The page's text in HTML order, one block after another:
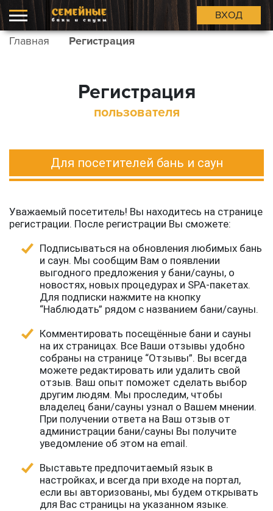
ВХОД
Главная Регистрация
Регистрация
пользователя
Для посетителей бань и саун
Уважаемый посетитель! Вы находитесь на странице
регистрации. После регистрации Вы сможете:
Подписываться на обновления любимых бань
и саун. Мы сообщим Вам о появлении
выгодного предложения у бани/сауны, о
новостях, новых процедурах и SPA-пакетах.
Для подписки нажмите на кнопку
“Наблюдать” рядом с названием бани/сауны.
Комментировать посещённые бани и сауны
на их страницах. Все Ваши отзывы удобно
собраны на странице “Отзывы”. Вы всегда
можете редактировать или удалить свой
отзыв. Ваш опыт поможет сделать выбор
другим людям. Мы проследим, чтобы
владелец бани/сауны узнал о Вашем мнении.
При получении ответа на Ваш отзыв от
администрации бани/сауны Вы получите
уведомление об этом на email.
Выставьте предпочитаемый язык в
настройках, и всегда при входе на портал,
если вы авторизованы, мы будем открывать
для Вас страницы на указанном языке.